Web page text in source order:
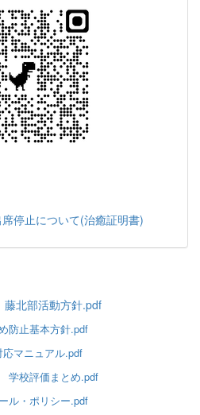
停止について(治癒証明書)
北部活動方針.pdf
防止基本方針.pdf
応マニュアル.pdf
学校評価まとめ.pdf
ル・ポリシー.pdf